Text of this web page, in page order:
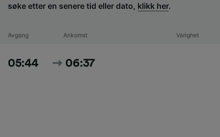
søke etter en senere tid eller dato, klikk her.
Avgang Ankomst Varighet
05:44 06:37